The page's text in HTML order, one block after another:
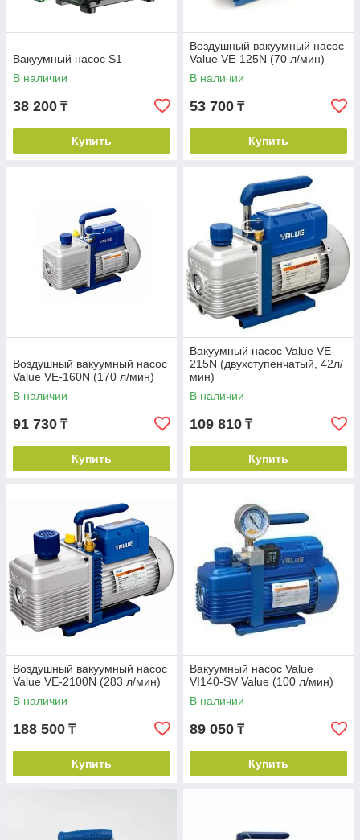
Вакуумный насос S1
В наличии
38 200 ₸
Купить
Воздушный вакуумный насос
Value VE-125N (70 л/мин)
В наличии
53 700 ₸
Купить
Воздушный вакуумный насос
Value VE-160N (170 л/мин)
В наличии
91 730 ₸
Купить
Вакуумный насос Value VE-
215N (двухступенчатый, 42л/
мин)
В наличии
109 810 ₸
Купить
Воздушный вакуумный насос
Value VE-2100N (283 л/мин)
В наличии
188 500 ₸
Купить
Вакуумный насос Value
VI140-SV Value (100 л/мин)
В наличии
89 050 ₸
Купить